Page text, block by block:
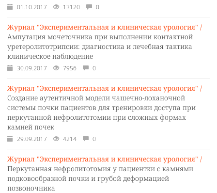
01.10.2017 13120 0
Журнал "Экспериментальная и клиническая урология" /
Ампутация мочеточника при выполнении контактной
уретеролитотрипсии: диагностика и лечебная тактика
клиническое наблюдение
30.09.2017 7956 0
Журнал "Экспериментальная и клиническая урология" /
Создание аутентичной модели чашечно-лоханочной
системы почки пациентов для тренировки доступа при
перкутанной нефролитотомии при сложных формах
камней почек
29.09.2017 4214 0
Журнал "Экспериментальная и клиническая урология" /
Перкутанная нефролитотомия у пациентки с камнями
подковообразной почки и грубой деформацией
позвоночника